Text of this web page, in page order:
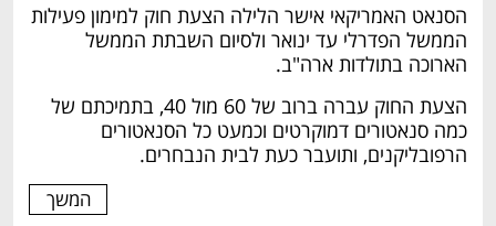
הסנאט האמריקאי אישר הלילה הצעת חוק למימון פעילות
הממשל הפדרלי עד ינואר ולסיום השבתת הממשל
הארוכה בתולדות ארה"ב.
הצעת החוק עברה ברוב של 60 מול 40, בתמיכתם של
הרפובליקנים, ותועבר כעת לבית הנבחרים.
המשך